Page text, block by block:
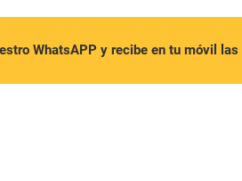
WhatsAPP y recibe en tu móvil